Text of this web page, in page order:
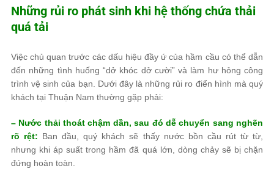
Những rủi ro phát sinh khi hệ thống chứa thải
quá tải
Việc chủ quan trước các dấu hiệu đầy ứ của hầm cầu có thể dẫn
đến những tình huống “dở khóc dở cười” và làm hư hỏng công
trình vệ sinh của bạn. Dưới đây là những rủi ro điển hình mà quý
khách tại Thuận Nam thường gặp phải:
– Nước thải thoát chậm dần, sau đó dễ chuyển sang nghẽn
rõ rệt: Ban đầu, quý khách sẽ thấy nước bồn cầu rút từ từ,
nhưng khi áp suất trong hầm đã quá lớn, dòng chảy sẽ bị chặn
đứng hoàn toàn.